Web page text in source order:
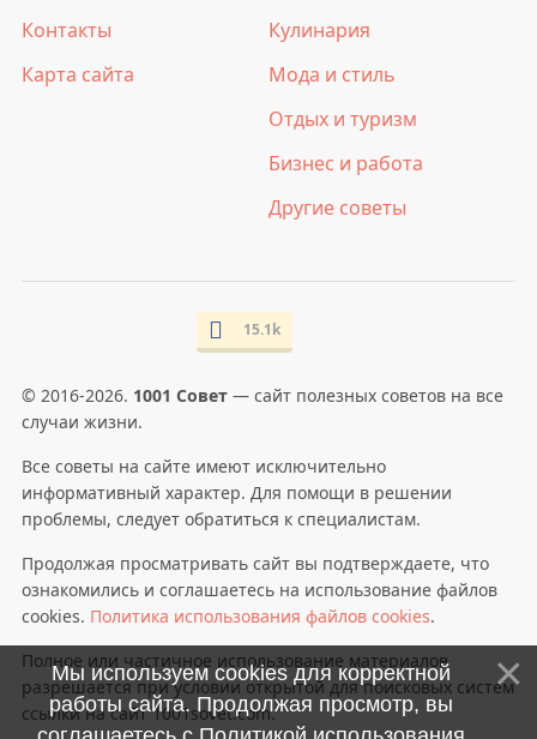
Контакты
Карта сайта
Кулинария
Мода и стиль
Отдых и туризм
Бизнес и работа
Другие советы
15.1k
© 2016-2026. 1001 Совет— сайт полезных советов на все
случаи жизни.
Все советы на сайте имеют исключительно
информативный характер. Для помощи в решении
проблемы, следует обратиться к специалистам.
Продолжая просматривать сайт вы подтверждаете, что
ознакомились и соглашаетесь на использование файлов
cookies. Политика использования файлов cookies.
Полное или частичное использование материалов
разрешается при условии открытой для поисковых систем
ссылки на сайт 1001sovet.com.
Мы используем cookies для корректной
работы сайта. Продолжая просмотр, вы